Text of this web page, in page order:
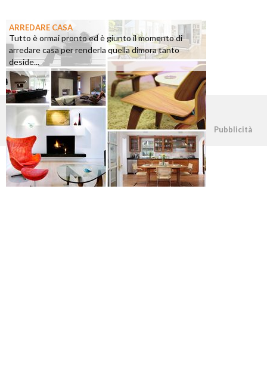
ARREDARE CASA
Tutto è ormai pronto ed è giunto il momento di
arredare casa per renderla quella dimora tanto
deside...
©2026 - casapratica.org - p.iva 03338800984 Pubblicità